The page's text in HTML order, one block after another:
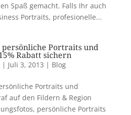
Spaß gemacht. Falls Ihr auch
Portraits, profesionelle...
persönliche Portraits und
Rabatt sichern
| Juli 3, 2013 | Blog
Portraits und
auf den Fildern & Region
persönliche Portraits